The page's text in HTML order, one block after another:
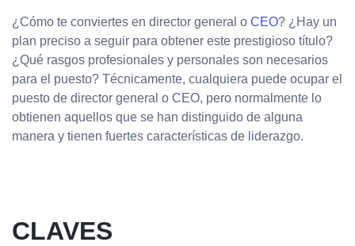
¿Cómo te conviertes en director general o CEO? ¿Hay un
plan preciso a seguir para obtener este prestigioso título?
¿Qué rasgos profesionales y personales son necesarios
para el puesto? Técnicamente, cualquiera puede ocupar el
puesto de director general o CEO, pero normalmente lo
obtienen aquellos que se han distinguido de alguna
manera y tienen fuertes características de liderazgo.
CLAVES